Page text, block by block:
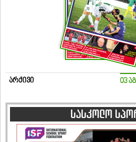
არქივი 03
სასკოლო